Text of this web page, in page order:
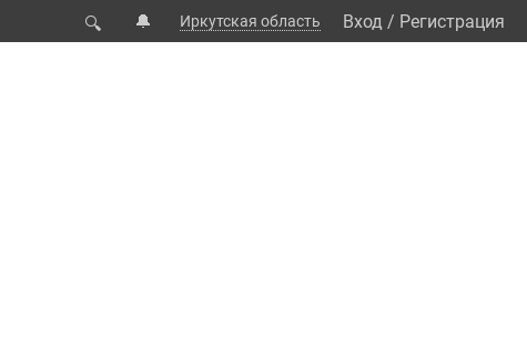
🔍 🔔 Иркутская область Вход / Регистрация